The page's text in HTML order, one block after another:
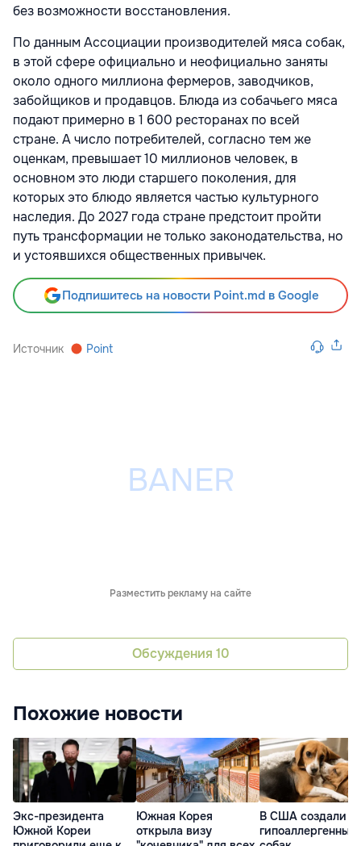
без возможности восстановления.
По данным Ассоциации производителей мяса собак,
в этой сфере официально и неофициально заняты
около одного миллиона фермеров, заводчиков,
забойщиков и продавцов. Блюда из собачьего мяса
подают примерно в 1 600 ресторанах по всей
стране. А число потребителей, согласно тем же
оценкам, превышает 10 миллионов человек, в
основном это люди старшего поколения, для
которых это блюдо является частью культурного
наследия. До 2027 года стране предстоит пройти
путь трансформации не только законодательства, но
и устоявшихся общественных привычек.
Подпишитесь на новости Point.md в Google
Источник Point
Разместить рекламу на сайте
Обсуждения 10
Похожие новости
Экс-президента
Южной Кореи
Южная Корея
открыла визу
В США создали
гипоаллергенных